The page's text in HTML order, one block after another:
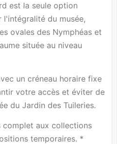
est la seule option
l'intégralité du musée,
ovales des Nymphéas et
située au niveau
un créneau horaire fixe
votre accès et éviter de
du Jardin des Tuileries.
complet aux collections
temporaires. *